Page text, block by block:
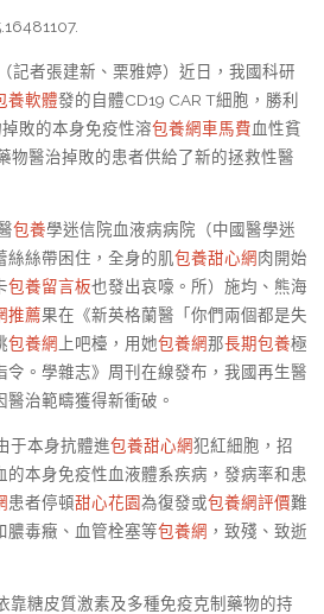
記者張建新、栗雅婷）近日，我國科研
養軟體發的自體CD19 CAR T細胞，勝利
敗的本身免疫性溶包養網車馬費血性貧
物醫治掉敗的患者供給了新的拯救性醫
包養學迷信院血液病病院（中國醫學迷
絲絲帶困住，全身的肌包養甜心網肉開始
包養留言板也發出哀嚎。所）施均、熊海
推薦果在《新英格蘭醫「你們兩個都是失
包養網 上吧檯，用她包養網那長期包養極
令。學雜志》周刊在線發布，我國再生醫
治範疇獲得新衝破。
于本身抗體進包養甜心網犯紅細胞，招
本身免疫性血液體系疾病，發病率和患
患者停頓甜心花園為復發或包養網評價難
膿毒癥、血管栓塞等包養網 ，致殘、致逝
靠糖皮質激素及多種免疫克制藥物的持